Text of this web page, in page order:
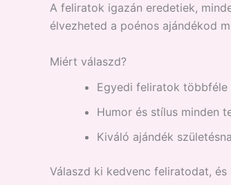
A feliratok igazán eredetiek,
élvezheted a poénos ajándékod
Miért válaszd?
Egyedi feliratok
Humor és stílus minden
Kiváló ajándék
Válaszd ki kedvenc feliratodat,